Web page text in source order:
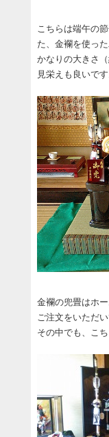
こちらは端午の
た、金襴を使った
かなりの大きさ
見栄えも良いです
金襴の兜畳はホ
ご注文をいただい
その中でも、こ